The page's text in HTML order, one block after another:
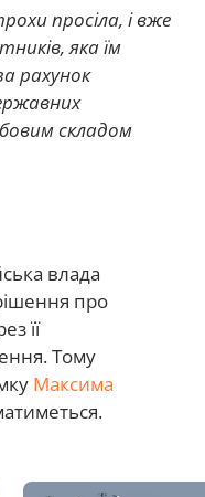
просіла, і вже
яка їм
рахунок
складом
влада
про
її
Тому
Максима